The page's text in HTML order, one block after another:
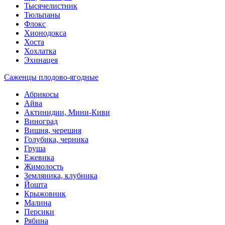
Тысячелистник
Тюльпаны
Флокс
Хионодокса
Хоста
Хохлатка
Эхинацея
Саженцы плодово-ягодные
Абрикосы
Айва
Актинидии, Мини-Киви
Виноград
Вишня, черешня
Голубика, черника
Груша
Ежевика
Жимолость
Земляника, клубника
Йошта
Крыжовник
Малина
Персики
Рябина